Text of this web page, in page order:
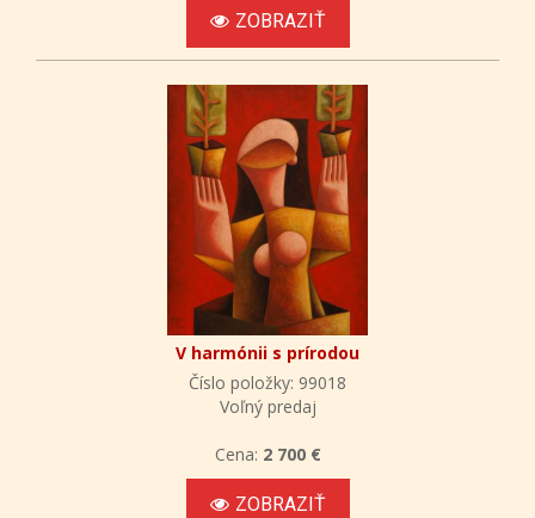
ZOBRAZIŤ
V harmónii s prírodou
Číslo položky: 99018
Voľný predaj
Cena: 2 700 €
ZOBRAZIŤ